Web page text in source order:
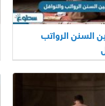
السنن الرواتب